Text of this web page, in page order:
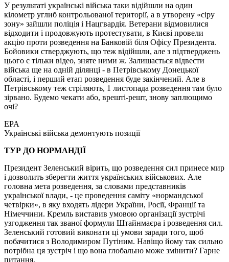
У результаті українські війська таки відійшли на один
кілометр углиб контрольованої території, а в утворену «сіру
зону» зайшли поліція і Нацгвардія. Ветерани відмовилися
відходити і продовжують протестувати, в Києві провели
акцію проти розведення на Банковій біля Офісу Президента.
Бойовики стверджують, що теж відійшли, але з підтверджень
цього є тільки відео, зняте ними ж. Залишається відвести
війська ще на одній ділянці - в Петрівському Донецької
області, і перший етап розведення буде закінчений. Але в
Петрівському теж стріляють, 1 листопада розведення там було
зірвано. Будемо чекати або, врешті-решт, знову заплющимо
очі?
EPA
Українські війська демонтують позиції
ТУР ДО НОРМАНДІЇ
Президент Зеленський вірить, що розведення сил принесе мир
і дозволить зберегти життя українських військових. Але
головна мета розведення, за словами представників
української влади, - це проведення саміту «нормандської
четвірки», в яку входять лідери України, Росії, Франції та
Німеччини. Кремль виставив умовою організації зустрічі
узгодження так званої формули Штайнмаєра і розведення сил.
Зеленський готовий виконати ці умови заради того, щоб
побачитися з Володимиром Путіним. Навіщо йому так сильно
потрібна ця зустріч і що вона глобально може змінити? Гарне
питання.